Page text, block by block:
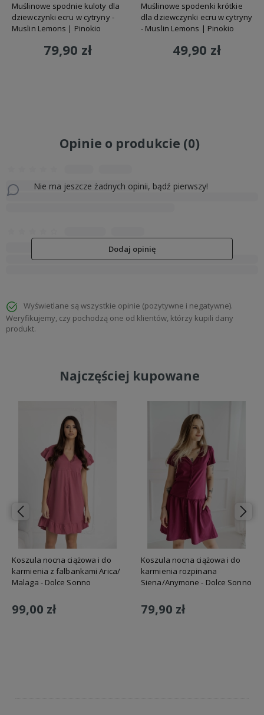
Muślinowe spodnie kuloty dla
dziewczynki ecru w cytryny -
Muslin Lemons | Pinokio
79,90 zł
Muślinowe spodenki krótkie
dla dziewczynki ecru w cytryny
- Muslin Lemons | Pinokio
49,90 zł
Opinie o produkcie (0)
Nie ma jeszcze żadnych opinii, bądź pierwszy!
Dodaj opinię
Wyświetlane są wszystkie opinie (pozytywne i negatywne).
Weryfikujemy, czy pochodzą one od klientów, którzy kupili dany
produkt.
Najczęściej kupowane
Koszula nocna ciążowa i do
karmienia z falbankami Arica/
Malaga - Dolce Sonno
99,00 zł
Koszula nocna ciążowa i do
karmienia rozpinana
Siena/Anymone - Dolce Sonno
79,90 zł